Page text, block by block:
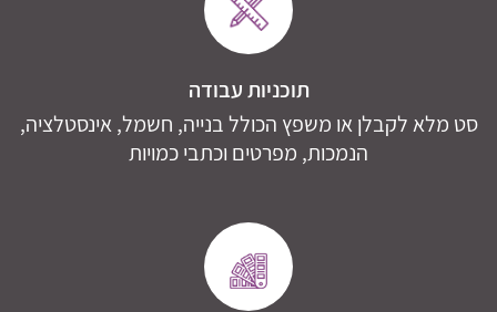
תוכניות עבודה
סט מלא לקבלן או משפץ הכולל בנייה, חשמל, אינסטלציה,
הנמכות, מפרטים וכתבי כמויות